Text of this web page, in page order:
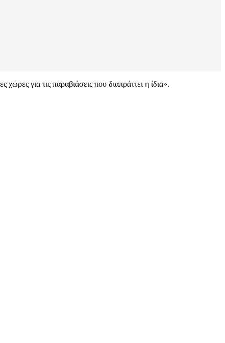
για τις παραβιάσεις που διαπράττει η ίδια».